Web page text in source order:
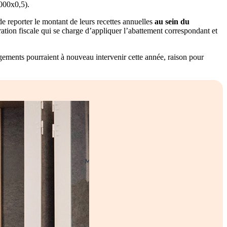
reporter le montant de leurs recettes annuelles au sein du
fiscale qui se charge d’appliquer l’abattement correspondant et
pourraient à nouveau intervenir cette année, raison pour